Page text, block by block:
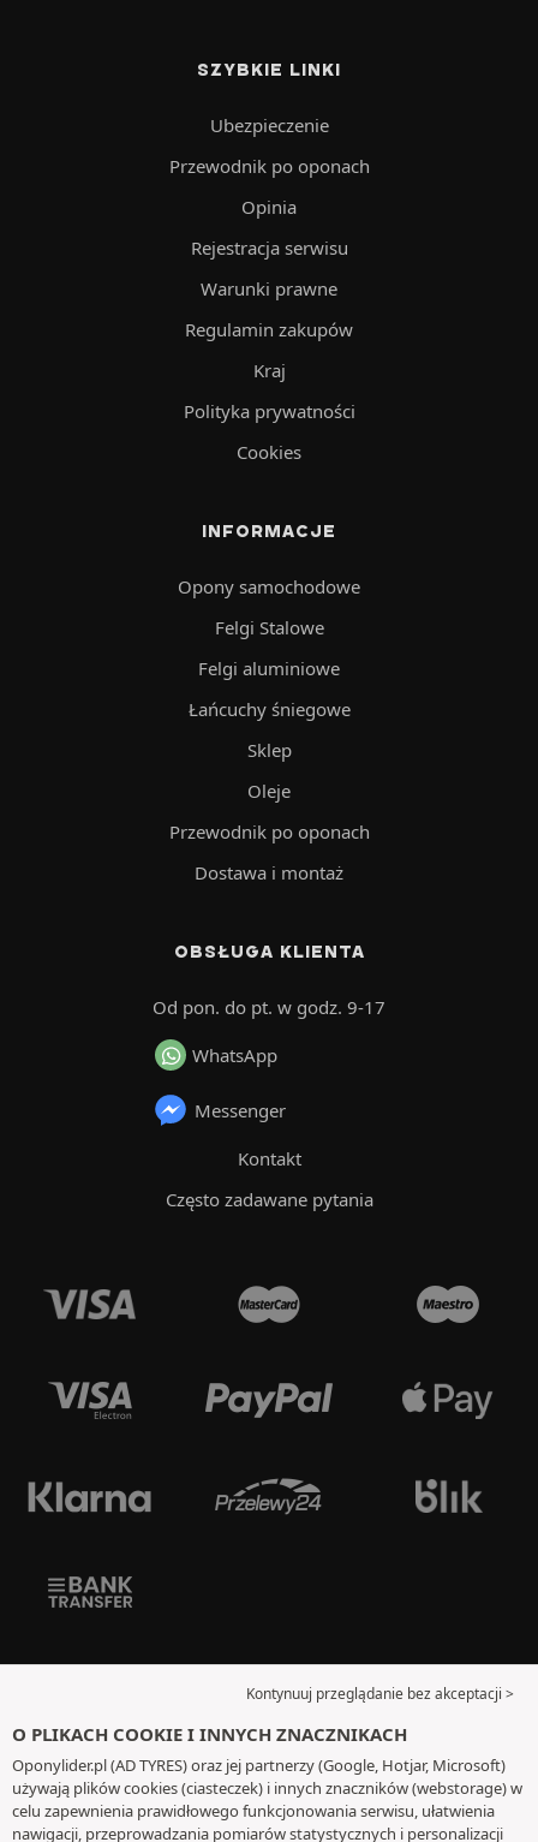
SZYBKIE LINKI
Ubezpieczenie
Przewodnik po oponach
Opinia
Rejestracja serwisu
Warunki prawne
Regulamin zakupów
Kraj
Polityka prywatności
Cookies
INFORMACJE
Opony samochodowe
Felgi Stalowe
Felgi aluminiowe
Łańcuchy śniegowe
Sklep
Oleje
Przewodnik po oponach
Dostawa i montaż
OBSŁUGA KLIENTA
Od pon. do pt. w godz. 9-17
WhatsApp
Messenger
Kontakt
Często zadawane pytania
Kontynuuj przeglądanie bez akceptacji >
O PLIKACH COOKIE I INNYCH ZNACZNIKACH
Oponylider.pl (AD TYRES) oraz jej partnerzy (Google, Hotjar, Microsoft)
używają plików cookies (ciasteczek) i innych znaczników (webstorage) w
celu zapewnienia prawidłowego funkcjonowania serwisu, ułatwienia
nawigacji, przeprowadzania pomiarów statystycznych i personalizacji